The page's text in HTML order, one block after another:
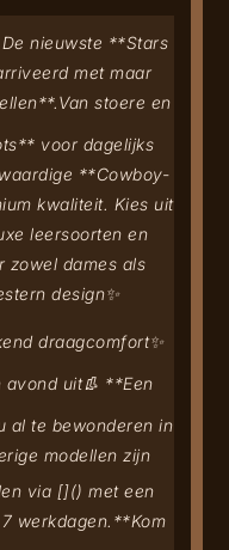
nieuwste **Stars
met maar
Van stoere en
voor dagelijks
**Cowboy-
kwaliteit. Kies uit
leersoorten en
zowel dames als
design✨
draagcomfort✨
avond uit👢 **Een
al te bewonderen in
modellen zijn
via []() met een
werkdagen.**Kom